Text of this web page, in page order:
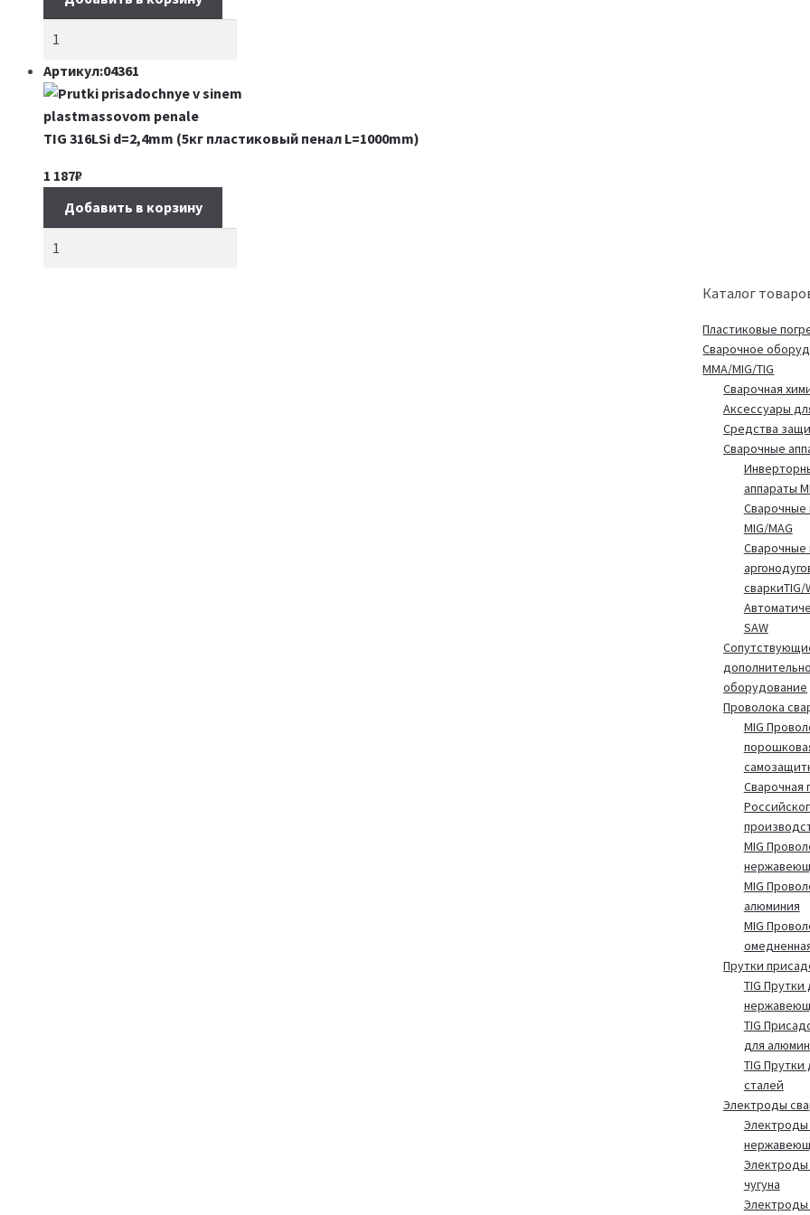
Артикул:04361
TIG 316LSi d=2,4mm (5кг пластиковый пенал L=1000mm)
1 187₽
Добавить в корзину
Каталог
Пластиковые
Сварочное
MMA/MIG/TIG
Сварочная
Аксессуары
Средства
Сварочные
аппараты
Сварочные
MIG/MAG
Сварочные
сваркиTIG/
SAW
оборудование
Проволока
MIG
Сварочная
MIG
MIG
алюминия
MIG
Прутки
TIG Прутки
TIG
для
TIG Прутки
сталей
Электроды
Электроды
Электроды
чугуна
Электроды